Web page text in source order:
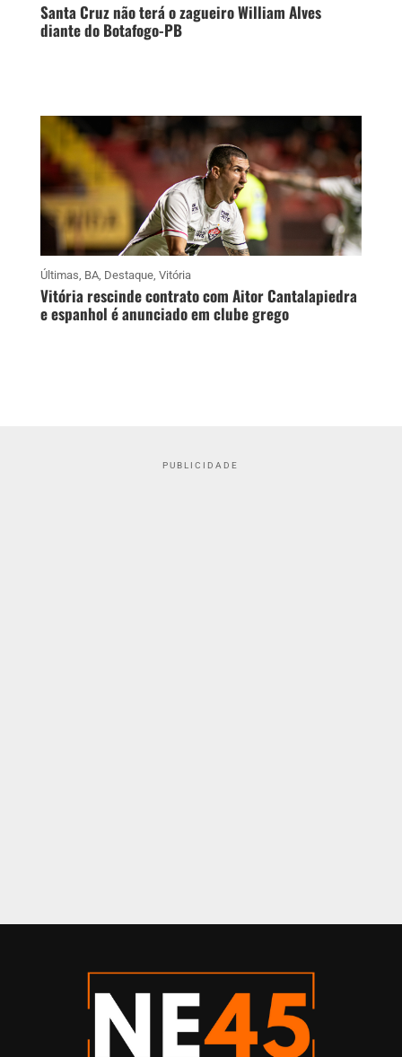
Santa Cruz não terá o zagueiro William Alves
diante do Botafogo-PB
Últimas, BA, Destaque, Vitória
Vitória rescinde contrato com Aitor Cantalapiedra
e espanhol é anunciado em clube grego
PUBLICIDADE